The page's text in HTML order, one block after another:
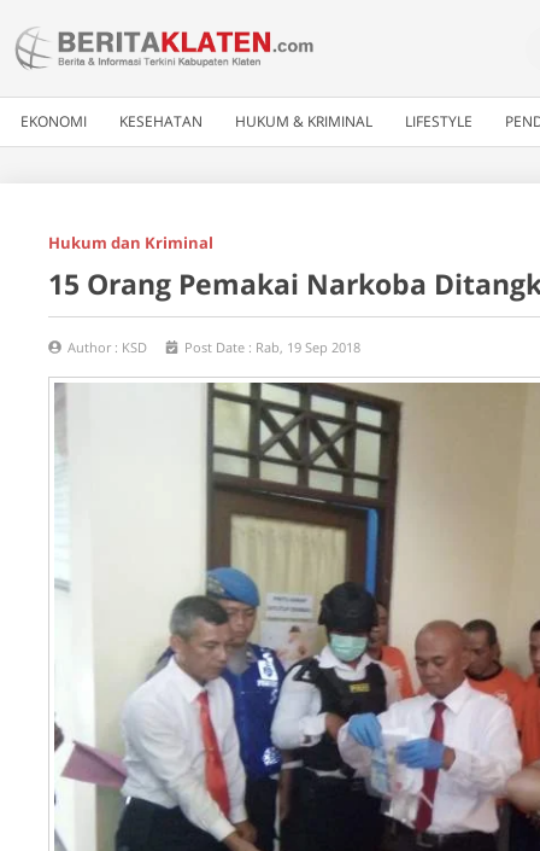
EKONOMI KESEHATAN HUKUM & KRIMINAL LIFESTYLE
Hukum dan Kriminal
15 Orang Pemakai Narkoba
Author : KSD Post Date : Rab, 19 Sep 2018